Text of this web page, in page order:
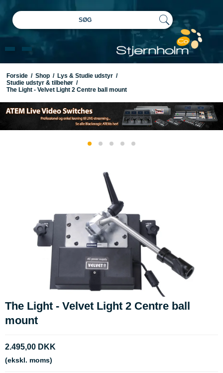
SØG
Forside / Shop / Lys & Studie udstyr /
Studie udstyr & tilbehør /
The Light - Velvet Light 2 Centre ball mount
The Light - Velvet Light 2 Centre ball
mount
2.495,00 DKK
(ekskl. moms)